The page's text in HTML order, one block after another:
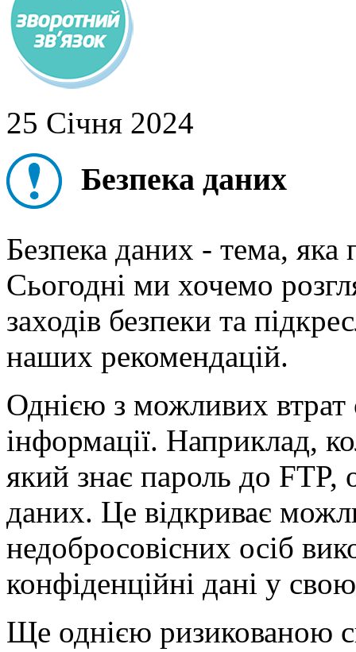
25 Сiчня 2024
Безпека даних
Безпека даних - тема, яка
Сьогодні ми хочемо
заходів безпеки та
наших рекомендацій.
Однією з можливих втрат
інформації. Наприклад,
який знає пароль до
даних. Це відкриває
недобросовісних осіб
конфіденційні дані у
Ще однією ризикованою